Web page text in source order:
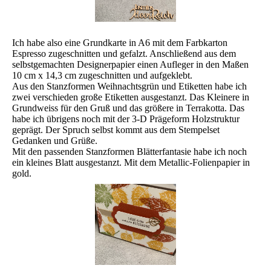
Ich habe also eine Grundkarte in A6 mit dem Farbkarton
Espresso zugeschnitten und gefalzt. Anschließend aus dem
selbstgemachten Designerpapier einen Aufleger in den Maßen
10 cm x 14,3 cm zugeschnitten und aufgeklebt.
Aus den Stanzformen Weihnachtsgrün und Etiketten habe ich
zwei verschieden große Etiketten ausgestanzt. Das Kleinere in
Grundweiss für den Gruß und das größere in Terrakotta. Das
habe ich übrigens noch mit der 3-D Prägeform Holzstruktur
geprägt. Der Spruch selbst kommt aus dem Stempelset
Gedanken und Grüße.
Mit den passenden Stanzformen Blätterfantasie habe ich noch
ein kleines Blatt ausgestanzt. Mit dem Metallic-Folienpapier in
gold.